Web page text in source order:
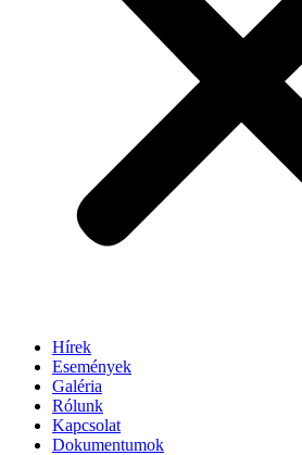
Hírek
Események
Galéria
Rólunk
Kapcsolat
Dokumentumok